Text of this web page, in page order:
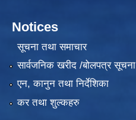
Notices
सूचना तथा समाचार
सार्वजनिक खरीद /बोलपत्र सूचना
एन, कानुन तथा निर्देशिका
कर तथा शुल्कहरु